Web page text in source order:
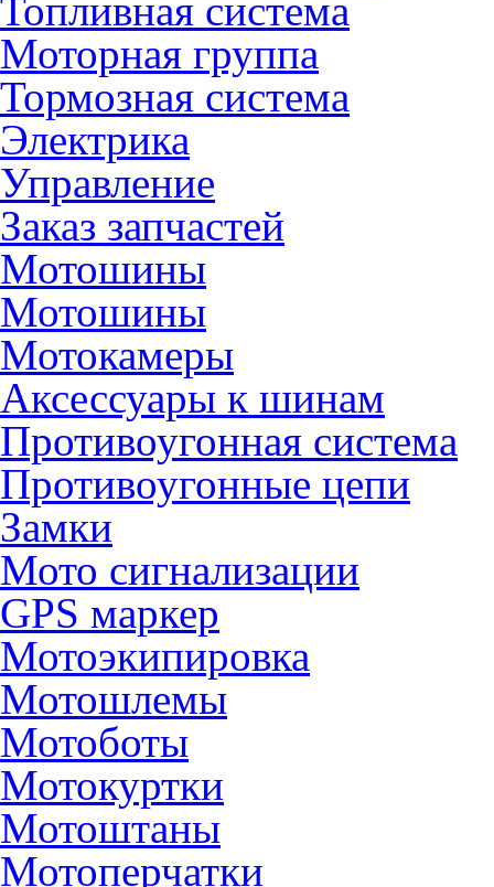
Топливная система
Моторная группа
Тормозная система
Электрика
Управление
Заказ запчастей
Мотошины
Мотошины
Мотокамеры
Аксессуары к шинам
Противоугонная система
Противоугонные цепи
Замки
Мото сигнализации
GPS маркер
Мотоэкипировка
Мотошлемы
Мотоботы
Мотокуртки
Мотоштаны
Мотоперчатки